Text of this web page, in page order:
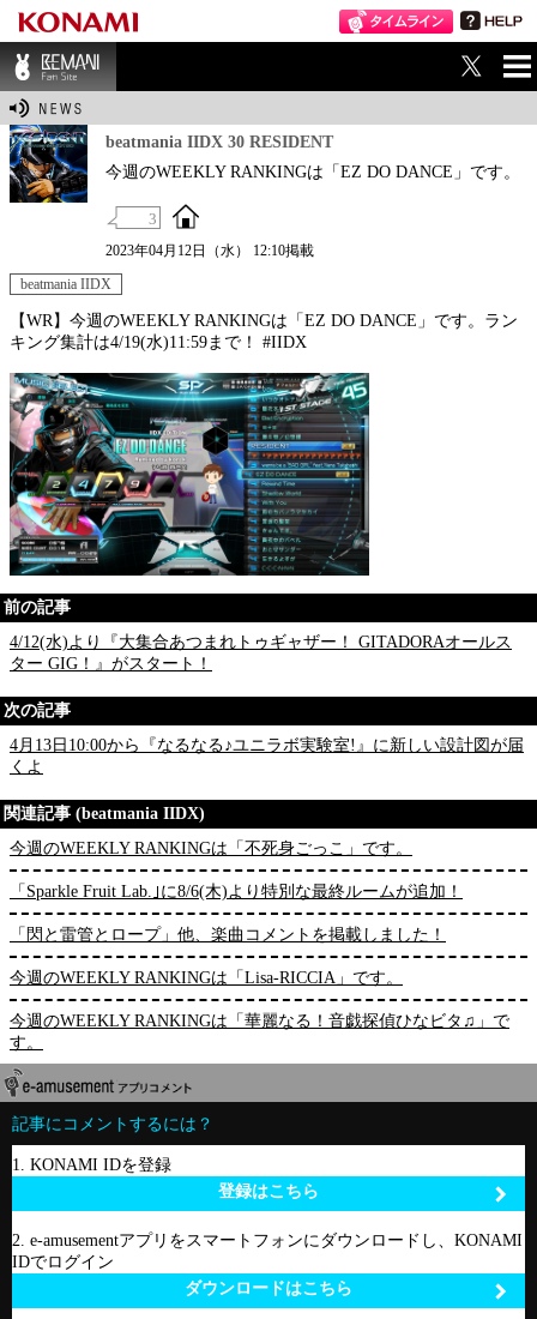
BEMANI Fan Sit
beatmania IIDX 30 RESIDENT
今週のWEEKLY RANKINGは「EZ DO DANCE」です。
3
2023年04月12日（水） 12:10掲載
beatmania IIDX
【WR】今週のWEEKLY RANKINGは「EZ DO DANCE」です。ラン
キング集計は4/19(水)11:59まで！ #IIDX
前の記事
4/12(水)より『大集合あつまれトゥギャザー！ GITADORAオールス
ター GIG！』がスタート！
次の記事
4月13日10:00から『なるなる♪ユニラボ実験室!』に新しい設計図が届
くよ
関連記事 (beatmania IIDX)
今週のWEEKLY RANKINGは「不死身ごっこ」です。
「Sparkle Fruit Lab.｣に8/6(木)より特別な最終ルームが追加！
「閃と雷管とロープ」他、楽曲コメントを掲載しました！
今週のWEEKLY RANKINGは「Lisa-RICCIA」です。
今週のWEEKLY RANKINGは「華麗なる！音戯探偵ひなビタ♫」で
す。
記事にコメントするには？
1. KONAMI IDを登録
登録はこちら
2. e-amusementアプリをスマートフォンにダウンロードし、KONAMI
IDでログイン
ダウンロードはこちら